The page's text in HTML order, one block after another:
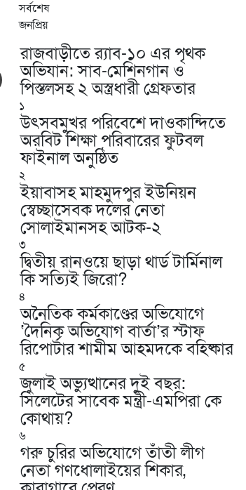
সর্বশেষ
জনপ্রিয়
রাজবাড়ীতে র‍্যাব-১০ এর পৃথক
অভিযান: সাব-মেশিনগান ও
পিস্তলসহ ২ অস্ত্রধারী গ্রেফতার
১
উৎসবমুখর পরিবেশে দাওকান্দিতে
অরবিট শিক্ষা পরিবারের ফুটবল
ফাইনাল অনুষ্ঠিত
২
ইয়াবাসহ মাহমুদপুর ইউনিয়ন
স্বেচ্ছাসেবক দলের নেতা
সোলাইমানসহ আটক-২
৩
দ্বিতীয় রানওয়ে ছাড়া থার্ড টার্মিনাল
কি সত্যিই জিরো?
৪
অনৈতিক কর্মকাণ্ডের অভিযোগে
‘দৈনিক অভিযোগ বার্তা’র স্টাফ
রিপোর্টার শামীম আহমদকে বহিষ্কার
৫
জুলাই অভ্যুত্থানের দুই বছর:
সিলেটের সাবেক মন্ত্রী-এমপিরা কে
কোথায়? ​
৬
গরু চুরির অভিযোগে তাঁতী লীগ
নেতা গণধোলাইয়ের শিকার,